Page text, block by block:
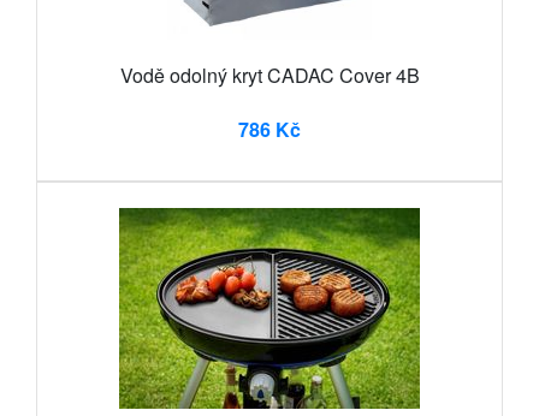
Vodě odolný kryt CADAC Cover 4B
786 Kč